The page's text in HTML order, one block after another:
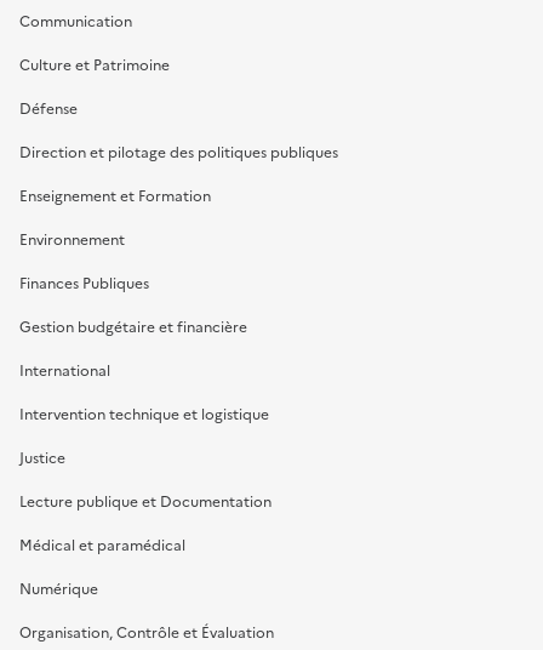
Communication
Culture et Patrimoine
Défense
Direction et pilotage des politiques publiques
Enseignement et Formation
Environnement
Finances Publiques
Gestion budgétaire et financière
International
Intervention technique et logistique
Justice
Lecture publique et Documentation
Médical et paramédical
Numérique
Organisation, Contrôle et Évaluation